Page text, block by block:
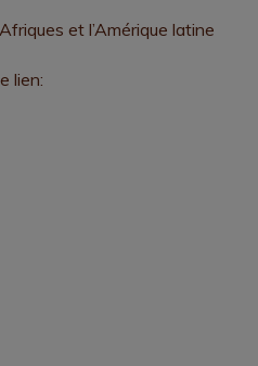
et l’Amérique latine
lien: